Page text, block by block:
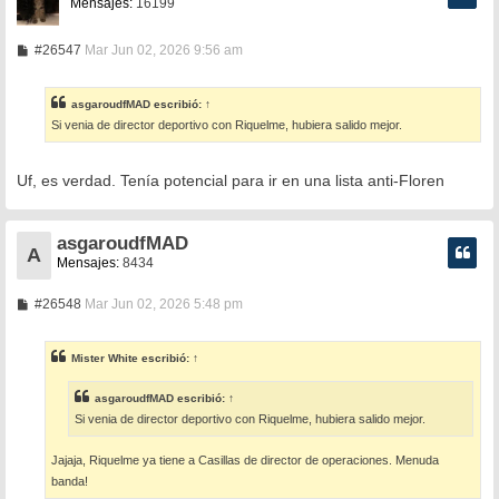
Mensajes:16199
#26547M
a
j
e
Mar Jun 02, 2026 9:56 am
asgaroudfMAD escribió: ↑
Si venia de director deportivo con Riquelme, hubiera salido mejor.
Uf, es verdad. Tenía potencial para ir en una lista anti-Floren
A
asgaroudfMAD
Mensajes: 8434
#26548M
a
j
e
Mar Jun 02, 2026 5:48 pm
Mister White escribió: ↑
asgaroudfMAD escribió: ↑
Si venia de director deportivo con Riquelme, hubiera salido mejor.
Jajaja, Riquelme ya tiene a Casillas de director de operaciones. Menuda
banda!